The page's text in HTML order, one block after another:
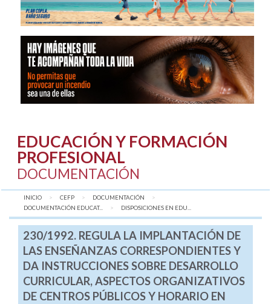
EDUCACIÓN Y FORMACIÓN
PROFESIONAL
DOCUMENTACIÓN
INICIO CEFP
DOCUMENTACIÓN
DOCUMENTACIÓN EDUCAT...
AQUÍ:
DISPOSICIONES EN EDU...
230/1992. REGULA LA IMPLANTACIÓN DE
LAS ENSEÑANZAS CORRESPONDIENTES Y
DA INSTRUCCIONES SOBRE DESARROLLO
CURRICULAR, ASPECTOS ORGANIZATIVOS
DE CENTROS PÚBLICOS Y HORARIO EN